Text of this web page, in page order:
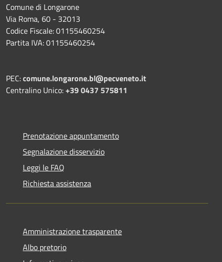
Comune di Longarone
Via Roma, 60 - 32013
Codice Fiscale: 01155460254
Partita IVA: 01155460254
PEC:comune.longarone.bl@pecveneto.it
Centralino Unico:+39 0437 575811
Prenotazione appuntamento
Segnalazione disservizio
Leggi le FAQ
Richiesta assistenza
Amministrazione trasparente
Albo pretorio